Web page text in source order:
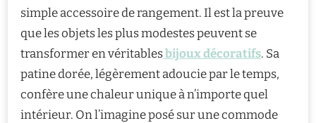
simple accessoire de rangement. Il est la preuve
que les objets les plus modestes peuvent se
transformer en véritablesbijoux décoratifs. Sa
patine dorée, légèrement adoucie par le temps,
confère une chaleur unique à n’importe quel
intérieur. On l’imagine posé sur une commode